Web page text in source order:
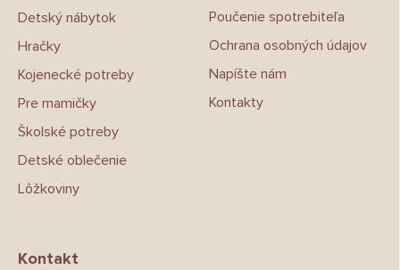
Detský nábytok
Hračky
Kojenecké potreby
Pre mamičky
Školské potreby
Detské oblečenie
Lôžkoviny
Poučenie spotrebiteľa
Ochrana osobných údajov
Napíšte nám
Kontakty
Kontakt